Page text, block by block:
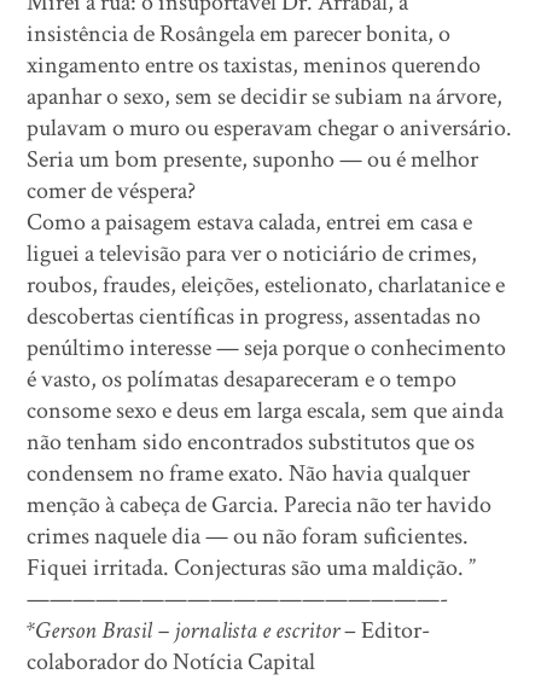
insistência de Rosângela em parecer bonita, o
xingamento entre os taxistas, meninos querendo
apanhar o sexo, sem se decidir se subiam na árvore,
pulavam o muro ou esperavam chegar o aniversário.
Seria um bom presente, suponho — ou é melhor
comer de véspera?
Como a paisagem estava calada, entrei em casa e
liguei a televisão para ver o noticiário de crimes,
roubos, fraudes, eleições, estelionato, charlatanice e
descobertas científicas in progress, assentadas no
penúltimo interesse — seja porque o conhecimento
é vasto, os polímatas desapareceram e o tempo
consome sexo e deus em larga escala, sem que ainda
não tenham sido encontrados substitutos que os
condensem no frame exato. Não havia qualquer
menção à cabeça de Garcia. Parecia não ter havido
crimes naquele dia — ou não foram suficientes.
Fiquei irritada. Conjecturas são uma maldição. ”
——————————————————-
*Gerson Brasil – jornalista e escritor– Editor-
colaborador do Notícia Capital